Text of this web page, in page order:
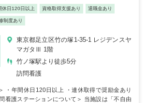
休日120日以上 資格取得支援あり 退職金あり
制度あり
東京都足立区竹の塚1-35-1 レジデンスヤ
マガタⅢ 1階
竹ノ塚駅より徒歩5分
訪問看護
・年間休日120日以上 ・連休取得で奨励金あり
看護ステーションについて＞ 当施設は「不自由